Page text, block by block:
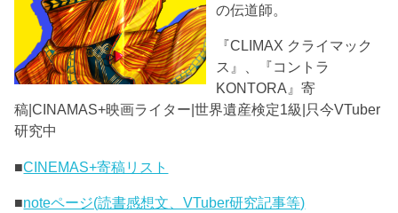
の伝道師。
『CLIMAX クライマック
ス』、『コントラ
KONTORA』寄
稿|CINAMAS+映画ライター|世界遺産検定1級|只今VTuber
研究中
■CINEMAS+寄稿リスト
■noteページ(読書感想文、VTuber研究記事等)